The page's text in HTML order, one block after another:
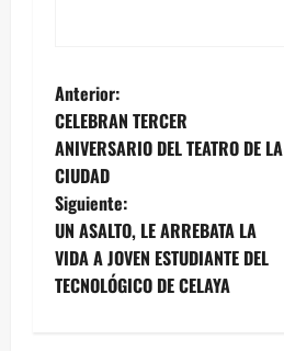
N
a
v
e
g
Anterior:
CELEBRAN TERCER
ANIVERSARIO DEL TEATRO DE LA
CIUDAD
Siguiente:
UN ASALTO, LE ARREBATA LA
VIDA A JOVEN ESTUDIANTE DEL
TECNOLÓGICO DE CELAYA